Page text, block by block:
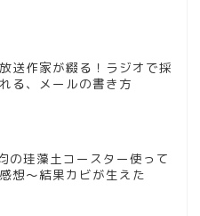
送作家が綴る！ラジオで採
る、メールの書き方
の珪藻土コースター使って
想～結果カビが生えた